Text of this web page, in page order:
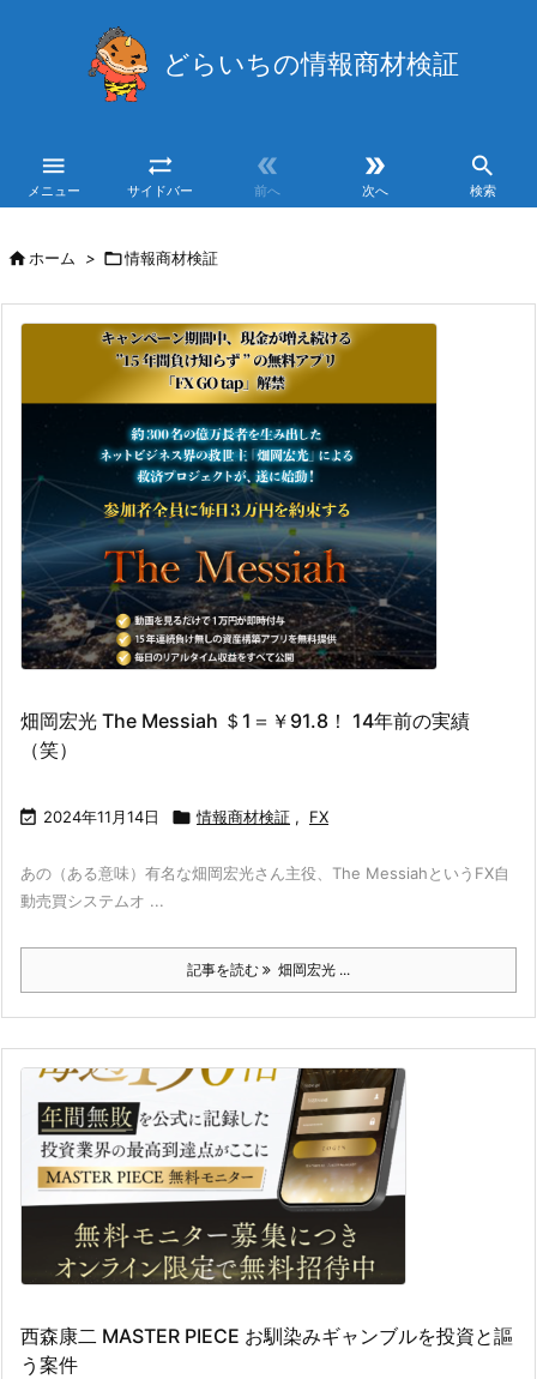
どらいちの情報商材検証

メニュー

サイドバー

前へ

次へ

検索
ホーム > 情報商材検証
畑岡宏光 The Messiah ＄1＝￥91.8！ 14年前の実績
（笑）
 2024年11月14日  情報商材検証 , FX
あの（ある意味）有名な畑岡宏光さん主役、The MessiahというFX自
動売買システムオ ...
記事を読む 畑岡宏光 ...
西森康二 MASTER PIECE お馴染みギャンブルを投資と謳
う案件